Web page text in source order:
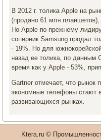
В 2012 г. толика Apple на
(продано 61 млн планшетов),
Но Apple по-прежнему
соперник Samsung продал
- 19%. Но для
назад ее толика, по данным
время как у Apple - 53%,
Gartner отмечает, что рынок
экономные телефоны стают
развивающихся рынках.
Ktera.ru ©